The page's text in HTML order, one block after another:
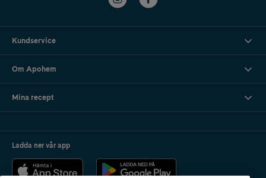
Kundservice
Om Apohem
Mina recept
Ladda ner vår app